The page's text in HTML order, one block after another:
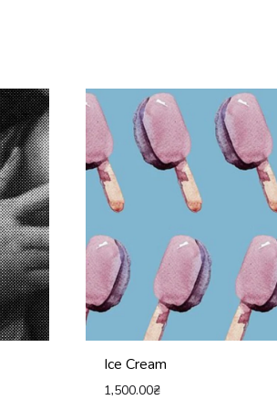
Ice Cream
1,500.00₴